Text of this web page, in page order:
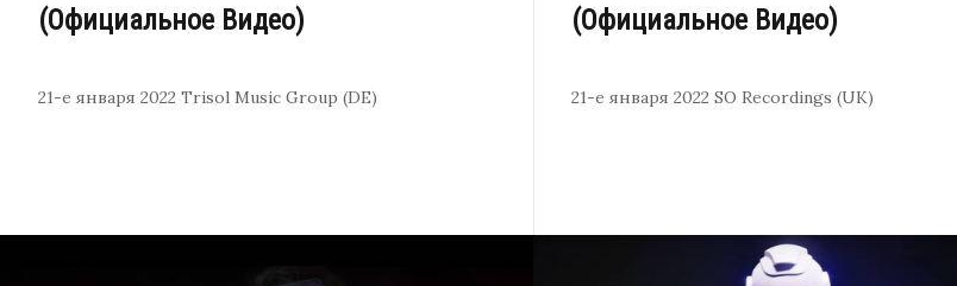
(Официальное Видео)
21-е января 2022 Trisol Music Group (DE)
(Официальное Видео)
21-е января 2022 SO Recordings (UK)